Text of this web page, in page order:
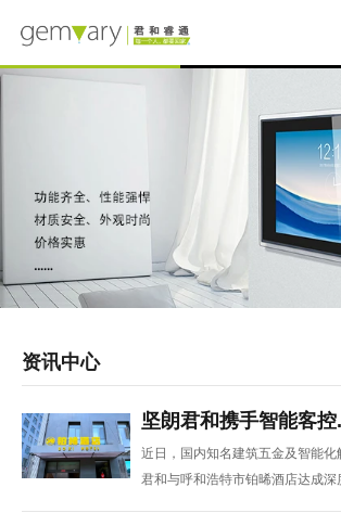
资讯中心
坚朗君和携手智能客控
近日，国内知名建筑五金及智能化
君和与呼和浩特市铂晞酒店达成深